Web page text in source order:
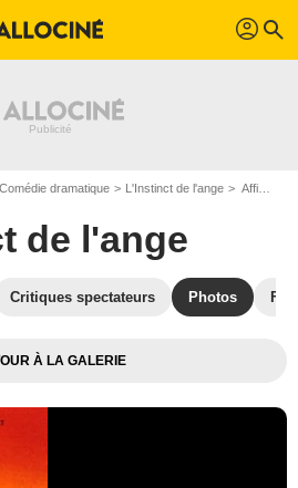
profil search
dramatique L'Instinct de l'ange Affiche du film L'Instinct de l'ange - Photo 1
de l'ange
Critiques spectateurs Photos
À LA GALERIE